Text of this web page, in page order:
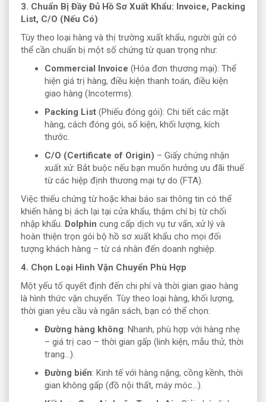
3. Chuẩn Bị Đầy Đủ Hồ Sơ Xuất Khẩu: Invoice, Packing
List, C/O (Nếu Có)
Tùy theo loại hàng và thị trường xuất khẩu, người gửi có
thể cần chuẩn bị một số chứng từ quan trọng như:
Commercial Invoice (Hóa đơn thương mại): Thể
hiện giá trị hàng, điều kiện thanh toán, điều kiện
giao hàng (Incoterms).
Packing List (Phiếu đóng gói): Chi tiết các mặt
hàng, cách đóng gói, số kiện, khối lượng, kích
thước.
C/O (Certificate of Origin) – Giấy chứng nhận
xuất xứ: Bắt buộc nếu bạn muốn hưởng ưu đãi thuế
từ các hiệp định thương mại tự do (FTA).
Việc thiếu chứng từ hoặc khai báo sai thông tin có thể
khiến hàng bị ách lại tại cửa khẩu, thậm chí bị từ chối
nhập khẩu. Dolphin cung cấp dịch vụ tư vấn, xử lý và
hoàn thiện trọn gói bộ hồ sơ xuất khẩu cho mọi đối
tượng khách hàng – từ cá nhân đến doanh nghiệp.
4. Chọn Loại Hình Vận Chuyển Phù Hợp
Một yếu tố quyết định đến chi phí và thời gian giao hàng
là hình thức vận chuyển. Tùy theo loại hàng, khối lượng,
thời gian yêu cầu và ngân sách, bạn có thể chọn:
Đường hàng không: Nhanh, phù hợp với hàng nhẹ
– giá trị cao – thời gian gấp (linh kiện, mẫu thử, thời
trang…).
Đường biển: Kinh tế với hàng nặng, cồng kềnh, thời
gian không gấp (đồ nội thất, máy móc…).